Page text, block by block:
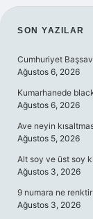
SON YAZILAR
Cumhuriyet
Ağustos 6, 2026
Kumarhanede
Ağustos 6, 2026
Ave neyin
Ağustos 5, 2026
Alt soy ve üst soy
Ağustos 3, 2026
9 numara ne renktir
Ağustos 3, 2026